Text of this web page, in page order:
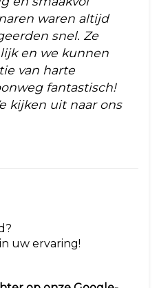
waren altijd
snel. Ze
en we kunnen
van harte
fantastisch!
kijken uit naar ons
uw ervaring!